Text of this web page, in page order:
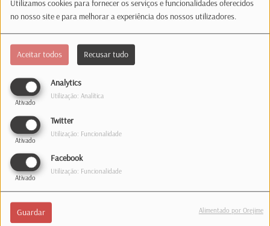
Utilizamos cookies para fornecer os serviços e funcionalidades oferecidos
no nosso site e para melhorar a experiência dos nossos utilizadores.
Aceitar todos Recusar tudo
Analytics
Ativado
Utilização: Analítica
Twitter
Ativado
Utilização: Funcionalidade
Facebook
Ativado
Utilização: Funcionalidade
Guardar Alimentado por Orejime
Considera-se um ser irrequieto, mas
Estúdio
L-1741 Luxembourg
Telefone: 1363
Correio